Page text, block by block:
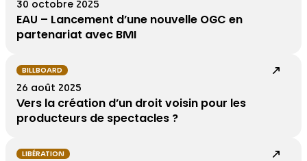
30 octobre 2025
EAU – Lancement d’une nouvelle OGC en
partenariat avec BMI
BILLBOARD
26 août 2025
Vers la création d’un droit voisin pour les
producteurs de spectacles ?
LIBÉRATION